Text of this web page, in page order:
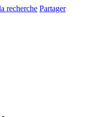
recherche Partager